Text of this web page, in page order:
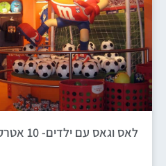
לאס וגאס עם ילדים- 10 אטרקציות לילדים בלאס וגאס